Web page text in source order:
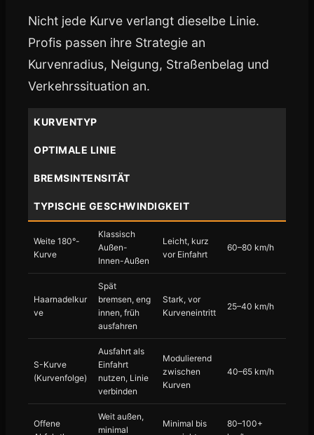
Nicht jede Kurve verlangt dieselbe Linie.
Profis passen ihre Strategie an
Kurvenradius, Neigung, Straßenbelag und
Verkehrssituation an.
KURVENTYP
OPTIMALE LINIE
BREMSINTENSITÄT
TYPISCHE GESCHWINDIGKEIT
Weite 180°-
Kurve
Klassisch
Außen-
Innen-Außen
Leicht, kurz
vor Einfahrt
60–80 km/h
Haarnadelkur
ve
Spät
bremsen, eng
innen, früh
ausfahren
Stark, vor
Kurveneintritt
25–40 km/h
S-Kurve
(Kurvenfolge)
Ausfahrt als
Einfahrt
nutzen, Linie
verbinden
Modulierend
zwischen
Kurven
40–65 km/h
Offene
Weit außen,
minimal
Minimal bis
80–100+